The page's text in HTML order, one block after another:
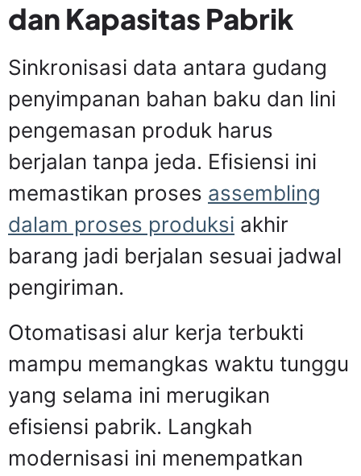
dan Kapasitas Pabrik
Sinkronisasi data antara gudang
penyimpanan bahan baku dan lini
pengemasan produk harus
berjalan tanpa jeda. Efisiensi ini
memastikan proses assembling
dalam proses produksi akhir
barang jadi berjalan sesuai jadwal
pengiriman.
Otomatisasi alur kerja terbukti
mampu memangkas waktu tunggu
yang selama ini merugikan
efisiensi pabrik. Langkah
modernisasi ini menempatkan